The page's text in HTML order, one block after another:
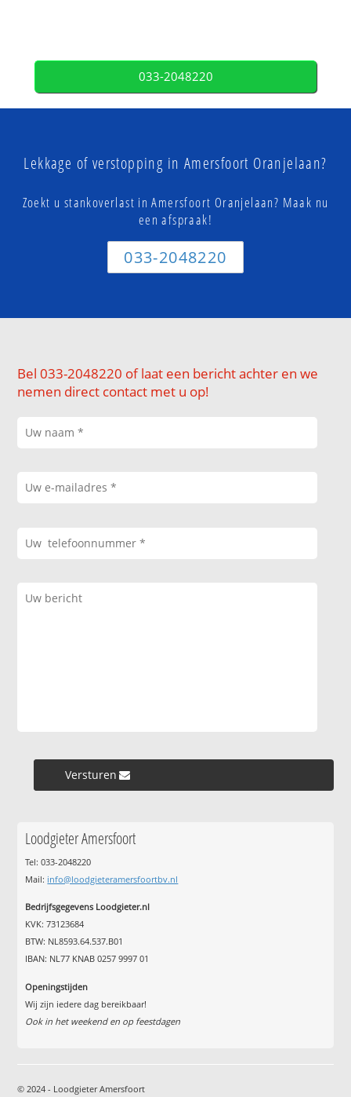
033-2048220
Lekkage of verstopping in Amersfoort Oranjelaan?
Zoekt u stankoverlast in Amersfoort Oranjelaan? Maak nu
een afspraak!
033-2048220
Bel 033-2048220 of laat een bericht achter en we
nemen direct contact met u op!
Versturen »
Loodgieter Amersfoort
Tel: 033-2048220
Mail: info@loodgieteramersfoortbv.nl
Bedrijfsgegevens Loodgieter.nl
KVK: 73123684
BTW: NL8593.64.537.B01
IBAN: NL77 KNAB 0257 9997 01
Openingstijden
Wij zijn iedere dag bereikbaar!
Ook in het weekend en op feestdagen
© 2024 - Loodgieter Amersfoort